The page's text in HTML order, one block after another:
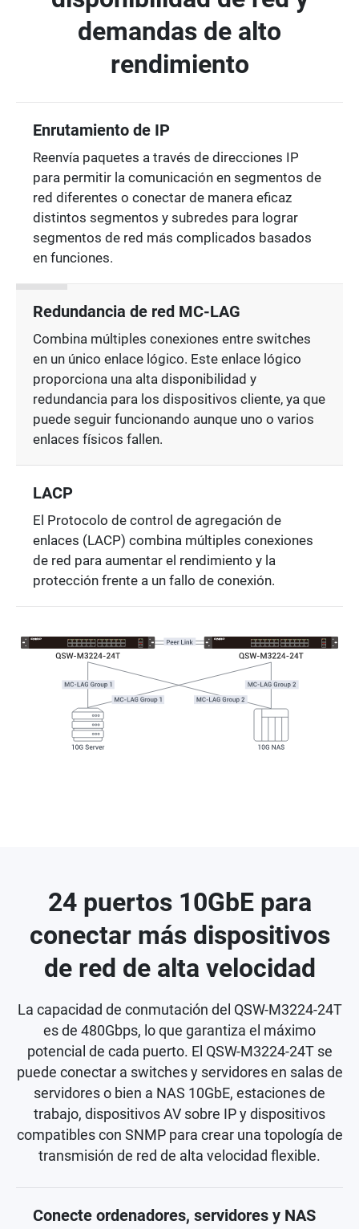
demandas de alto
rendimiento
Enrutamiento de IP
Reenvía paquetes a través de direcciones IP
para permitir la comunicación en segmentos de
red diferentes o conectar de manera eficaz
distintos segmentos y subredes para lograr
segmentos de red más complicados basados
en funciones.
Redundancia de red MC-LAG
Combina múltiples conexiones entre switches
en un único enlace lógico. Este enlace lógico
proporciona una alta disponibilidad y
redundancia para los dispositivos cliente, ya que
puede seguir funcionando aunque uno o varios
enlaces físicos fallen.
LACP
El Protocolo de control de agregación de
enlaces (LACP) combina múltiples conexiones
de red para aumentar el rendimiento y la
protección frente a un fallo de conexión.
24 puertos 10GbE para
conectar más dispositivos
de red de alta velocidad
La capacidad de conmutación del QSW-M3224-24T
es de 480Gbps, lo que garantiza el máximo
potencial de cada puerto. El QSW-M3224-24T se
puede conectar a switches y servidores en salas de
servidores o bien a NAS 10GbE, estaciones de
trabajo, dispositivos AV sobre IP y dispositivos
compatibles con SNMP para crear una topología de
transmisión de red de alta velocidad flexible.
Conecte ordenadores, servidores y NAS